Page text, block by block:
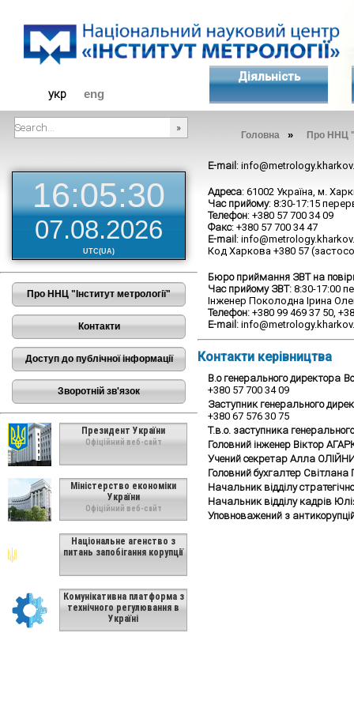
укр eng
Діяльність
Головна » Про ННЦ
16:05:30
07.08.2026
UTC(UA)
Про ННЦ "Інститут метрології"
Контакти
Доступ до публічної інформації
Зворотній зв'язок
Президент України
Офіційний веб-сайт
Міністерство економіки
України
Офіційний веб-сайт
Національне агенство з
питань запобігання корупції
Комунікативна платформа з
технічного регулювання в
Україні
E-mail :
Адреса: 61002 Україна, м.
Час прийому: 8:30-17:15
Телефон: +380 57 700 34 09
Факс: +380 57 700 34 47
E-mail :
Код Харкова +380 57
Бюро приймання ЗВТ на
Час прийому ЗВТ: 8:30-17:00
Інженер Поколодна Ірина
Телефон: +380 99 469 37 50,
E-mail:
Контакти керівництва
В.о генерального директора
+380 57 700 34 09
Заступник генерального
+380 67 576 30 75
Т.в.о. заступника
Головний інженер Віктор
Учений секретар Алла
Головний бухгалтер Світлана
Начальник відділу
Начальник відділу кадрів
Уповноважений з